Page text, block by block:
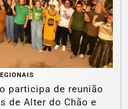
participa de reunião
de Alter do Chão e